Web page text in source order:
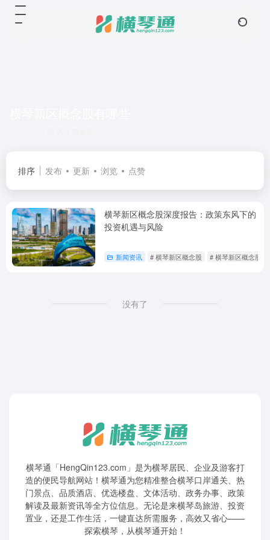
排序 发布 更新 浏览 点赞
横琴新区概念股深度报告：政策东风下的
投资机遇与风险
新闻资讯 # 横琴新区概念股 # 横琴新区概念股一
没有了
横琴通「HengQin123.com」是为横琴居民、企业及游客打
造的便民导航网站！横琴通为您精准整合横琴口岸通关、热
门景点、品质酒店、优选楼盘、文体活动、政务办事、政策
解读及最新资讯等全方位信息。无论是来横琴岛旅游、投资
置业，还是工作生活，一键直达所需服务，高效又省心——
探索横琴，从横琴通开始！